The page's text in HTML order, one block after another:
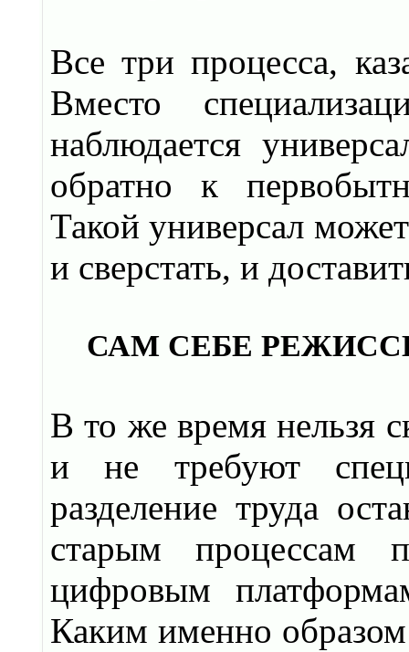
Все три процесса,
Вместо
наблюдается
обратно к
Такой универсал
и сверстать, и
САМ СЕБЕ
В то же время нельзя
и не требуют
разделение труда
старым процессам
цифровым
Каким именно образом